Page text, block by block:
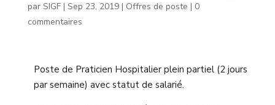
par SIGF| Sep 23, 2019| Offres de poste | 0
commentaires
Poste de Praticien Hospitalier plein partiel (2 jours
par semaine) avec statut de salarié.